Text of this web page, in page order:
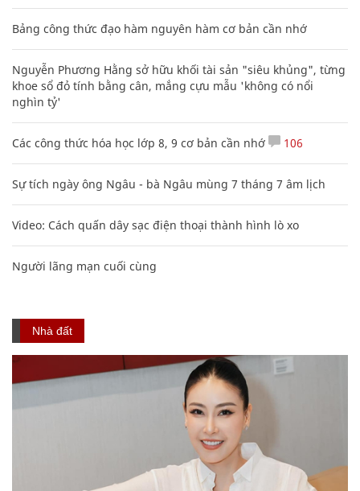
Bảng công thức đạo hàm nguyên hàm cơ bản cần nhớ
Nguyễn Phương Hằng sở hữu khối tài sản "siêu khủng", từng
khoe sổ đỏ tính bằng cân, mắng cựu mẫu 'không có nổi
nghìn tỷ'
Các công thức hóa học lớp 8, 9 cơ bản cần nhớ 106
Sự tích ngày ông Ngâu - bà Ngâu mùng 7 tháng 7 âm lịch
Video: Cách quấn dây sạc điện thoại thành hình lò xo
Người lãng mạn cuối cùng
Nhà đất